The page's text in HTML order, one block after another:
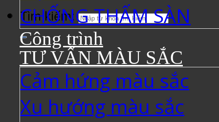
Tìm kiếm:
CHỐNG THẤM SÀN
Công trình
TƯ VẤN MÀU SẮC
Cảm hứng màu sắc
Xu hướng màu sắc